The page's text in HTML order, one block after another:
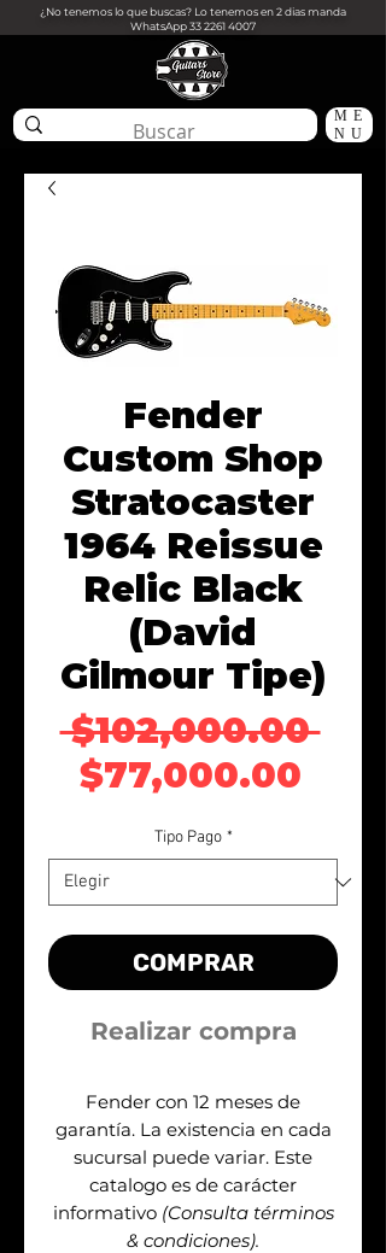
¿No tenemos lo que buscas? Lo tenemos en 2 dias manda
WhatsApp33 2261 4007
ME
NU
Fender
Custom Shop
Stratocaster
1964 Reissue
Relic Black
(David
Gilmour Tipe)
$102,000.00
$77,000.00
Tipo Pago *
COMPRAR
Realizar compra
Fender con 12 meses de
garantía. La existencia en cada
sucursal puede variar. Este
catalogo es de carácter
informativo (Consulta términos
& condiciones).